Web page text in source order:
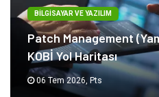
BILGISAYAR VE YAZILIM
Patch Management
KOBİ Yol Haritası
06 Tem 2026, Pts